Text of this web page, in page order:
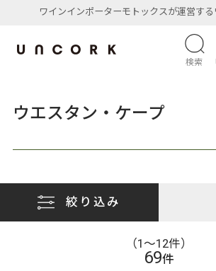
ワインインポーターモトックスが運営す
検索
ウエスタン・ケープ
絞り込み
（1〜12件）
69件